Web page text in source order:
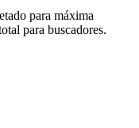
para máxima
para buscadores.